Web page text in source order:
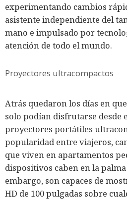
experimentando cambios
asistente independiente del
mano e impulsado por
atención de todo el mundo.
Proyectores ultracompactos
Atrás quedaron los días en
solo podían disfrutarse desde
proyectores portátiles
popularidad entre viajeros,
que viven en apartamentos
dispositivos caben en la
embargo, son capaces de
HD de 100 pulgadas sobre